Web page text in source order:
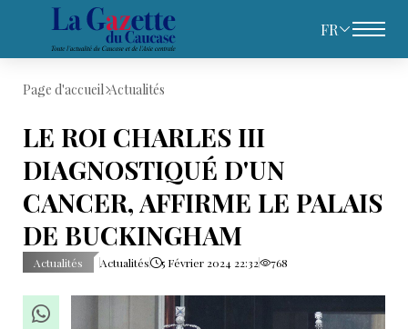
FR
Page d'accueil Actualités
LE ROI CHARLES III
DIAGNOSTIQUÉ D'UN
CANCER, AFFIRME LE PALAIS
DE BUCKINGHAM
Actualités Actualités 5 Février 2024 22:32 768